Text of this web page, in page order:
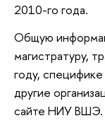
2010-го года.
Общую
магистратуру,
году,
другие
сайте НИУ ВШЭ.